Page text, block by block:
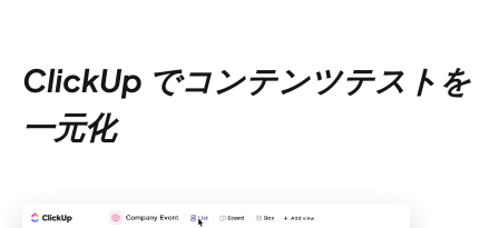
ClickUp でコンテンツテストを
一元化